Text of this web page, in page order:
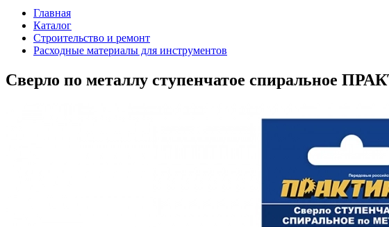
Главная
Каталог
Строительство и ремонт
Расходные материалы для инструментов
Сверло по металлу ступенчатое спиральное